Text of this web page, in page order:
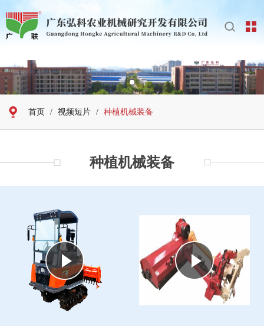
首页 / 视频短片 / 种植机械装备
种植机械装备